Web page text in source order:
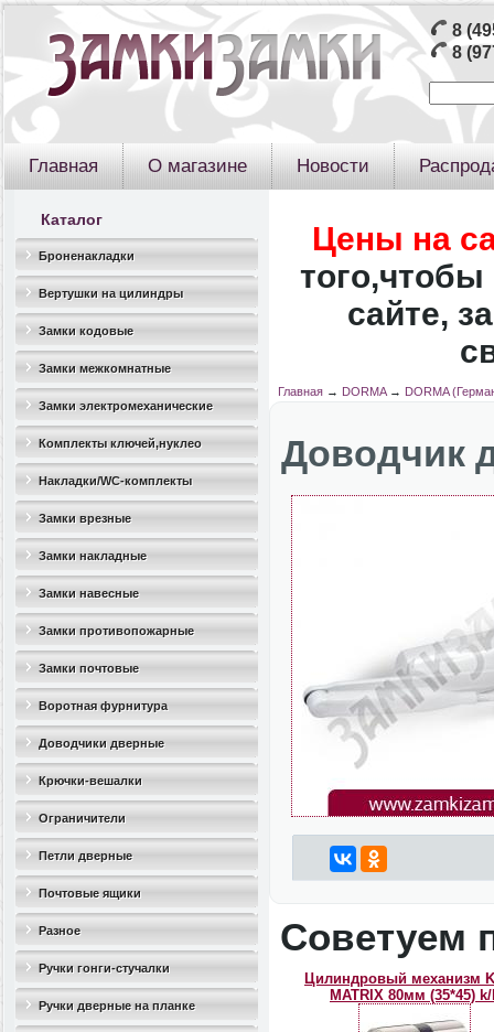
8
8
Главная О магазине Новости
Каталог
Броненакладки
Вертушки на цилиндры
Замки кодовые
Замки межкомнатные
Замки электромеханические
Комплекты ключей,нуклео
Накладки/WC-комплекты
Замки врезные
Замки накладные
Замки навесные
Замки противопожарные
Замки почтовые
Воротная фурнитура
Доводчики дверные
Крючки-вешалки
Ограничители
дверные(стопоры)
Петли дверные
Почтовые ящики
Разное
Ручки гонги-стучалки
Ручки дверные на планке
Цены на
того,чтобы
сайте,
Главная→ DORMA→ DORMA
Доводчик
Советуем
Цилиндровый механизм
MATRIX 80мм (35*45)